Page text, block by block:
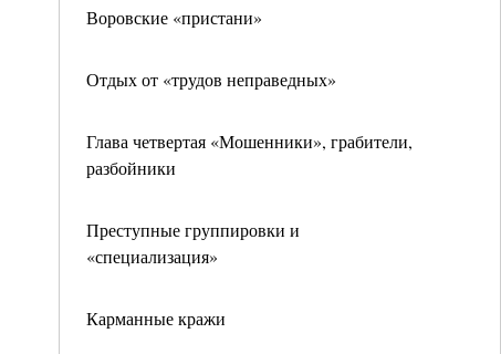
Воровские «пристани»
Отдых от «трудов неправедных»
Глава четвертая «Мошенники», грабители,
разбойники
Преступные группировки и
«специализация»
Карманные кражи